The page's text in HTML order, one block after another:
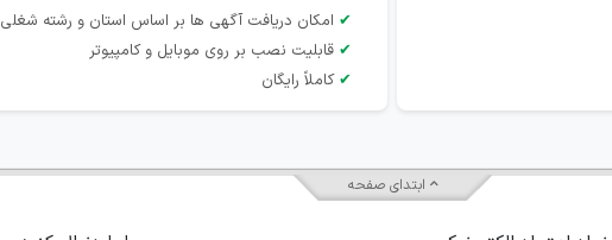
✔ امکان دریافت آگهی ها بر اساس استان و رشته شغلی
✔ قابلیت نصب بر روی موبایل و کامپیوتر
✔ کاملاً رایگان
ابتدای صفحه